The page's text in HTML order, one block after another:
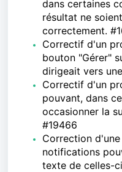
dans certaines
résultat ne
correctement.
Correctif d'un
bouton "Gérer"
dirigeait vers
Correctif d'un
pouvant, dans
occasionner la
#19466
Correction
notifications
texte de celles-